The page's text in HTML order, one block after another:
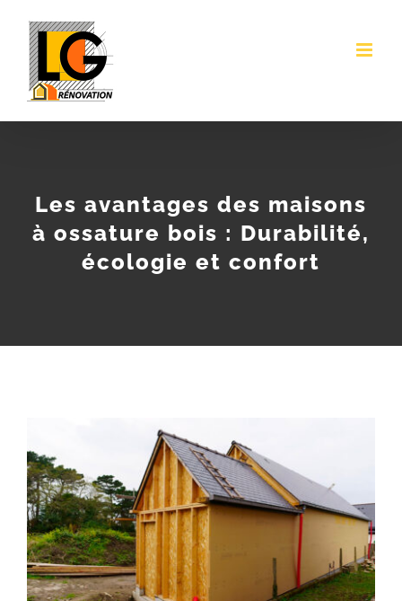
contenu
Les avantages des maisons
à ossature bois : Durabilité,
écologie et confort
l'image
agrandie